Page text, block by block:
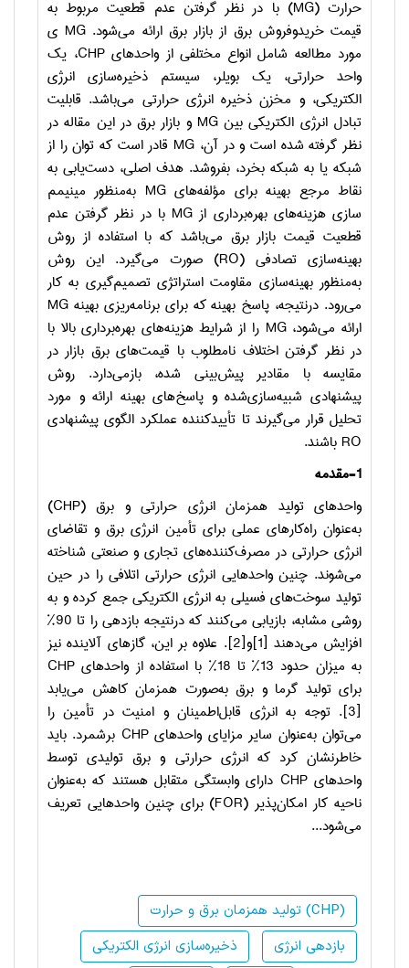
حرارت (MG) با در نظر گرفتن عدم قطعیت مربوط به
قیمت خریدوفروش برق از بازار برق ارائه می‌شود. MG ی
مورد مطالعه شامل انواع مختلفی از واحدهایCHP، یک
واحد حرارتی، یک بویلر، سیستم ذخیره‌سازی انرژی
الکتریکی، و مخزن ذخیره انرژی حرارتی می‌باشد. قابلیت
تبادل انرژی الکتریکی بینMG و بازار برق در این مقاله در
نظر گرفته شده است و در آن، MG قادر است که توان را از
شبکه یا به شبکه بخرد، بفروشد. هدف اصلی، دست‌یابی به
نقاط مرجع بهینه برای مؤلفه‌هایMG به‌منظور مینیمم
سازی هزینه‌های بهره‌برداری از MG با در نظر گرفتن عدم
قطعیت قیمت بازار برق می‌باشد که با استفاده از روش
بهینه‌سازی تصادفی (RO) صورت می‌گیرد. این روش
به‌منظور بهینه‌سازی مقاومت استراتژی تصمیم‌گیری به کار
می‌رود. درنتیجه، پاسخ بهینه که برای برنامه‌ریزی بهینه MG
ارائه می‌شود،MG را از شرایط هزینه‌های بهره‌برداری بالا با
در نظر گرفتن اختلاف نامطلوب با قیمت‌های برق بازار در
مقایسه با مقادیر پیش‌بینی شده، بازمی‌دارد. روش
پیشنهادی شبیه‌سازی‌شده و پاسخ‌های بهینه ارائه و مورد
تحلیل قرار می‌گیرند تا تأییدکننده عملکرد الگوی پیشنهادی
RO باشند.
1-مقدمه
واحدهای تولید همزمان انرژی حرارتی و برق (CHP
)
به‌عنوان راه‌کارهای عملی برای تأمین انرژی برق و تقاضای
انرژی حرارتی در مصرف‌کننده‌های تجاری و صنعتی شناخته
می‌شوند. چنین واحدهایی انرژی حرارتی اتلافی را در حین
تولید سوخت‌های فسیلی به انرژی الکتریکی جمع کرده و به
روشی مشابه، بازیابی می‌کنند که درنتیجه بازدهی را تا 90%
افزایش می‌دهند [1]و[2]. علاوه بر این، گازهای آلاینده نیز
به میزان حدود 13% تا 18% با استفاده از واحدهای
CHP
برای تولید گرما و برق به‌صورت همزمان کاهش می‌یابد
[3]. توجه به انرژی قابل‌اطمینان و امنیت در تأمین را
می‌توان به‌عنوان سایر مزایای واحدهایCHP برشمرد. باید
خاطرنشان کرد که انرژی حرارتی و برق تولیدی توسط
واحدهایCHP دارای وابستگی متقابل هستند که به‌عنوان
ناحیه کار امکان‌پذیر (FOR) برای چنین واحدهایی تعریف
می‌شود...
تولید همزمان برق و حرارت (CHP)
ذخیره‌سازی انرژی الکتریکی
بازدهی انرژی